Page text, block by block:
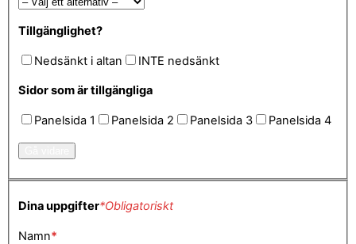
Tillgänglighet?
Nedsänkt i altan INTE nedsänkt
Sidor som är tillgängliga
Panelsida 1 Panelsida 2 Panelsida 3 Panelsida 4
Dina uppgifter*Obligatoriskt
Namn*